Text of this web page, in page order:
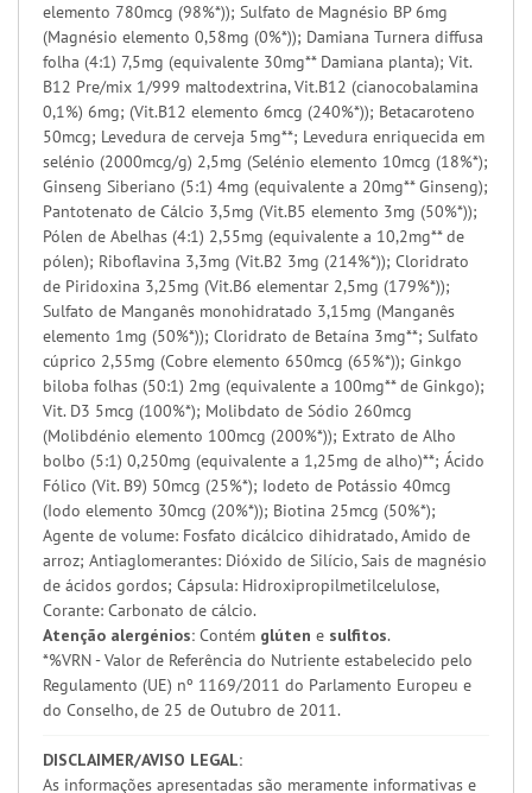
elemento 780mcg (98%*)); Sulfato de Magnésio BP 6mg
(Magnésio elemento 0,58mg (0%*)); Damiana Turnera diffusa
folha (4:1) 7,5mg (equivalente 30mg** Damiana planta); Vit.
B12 Pre/mix 1/999 maltodextrina, Vit.B12 (cianocobalamina
0,1%) 6mg; (Vit.B12 elemento 6mcg (240%*)); Betacaroteno
50mcg; Levedura de cerveja 5mg**; Levedura enriquecida em
selénio (2000mcg/g) 2,5mg (Selénio elemento 10mcg (18%*);
Ginseng Siberiano (5:1) 4mg (equivalente a 20mg** Ginseng);
Pantotenato de Cálcio 3,5mg (Vit.B5 elemento 3mg (50%*));
Pólen de Abelhas (4:1) 2,55mg (equivalente a 10,2mg** de
pólen); Riboflavina 3,3mg (Vit.B2 3mg (214%*)); Cloridrato
de Piridoxina 3,25mg (Vit.B6 elementar 2,5mg (179%*));
Sulfato de Manganês monohidratado 3,15mg (Manganês
elemento 1mg (50%*)); Cloridrato de Betaína 3mg**; Sulfato
cúprico 2,55mg (Cobre elemento 650mcg (65%*)); Ginkgo
biloba folhas (50:1) 2mg (equivalente a 100mg** de Ginkgo);
Vit. D3 5mcg (100%*); Molibdato de Sódio 260mcg
(Molibdénio elemento 100mcg (200%*)); Extrato de Alho
bolbo (5:1) 0,250mg (equivalente a 1,25mg de alho)**; Ácido
Fólico (Vit. B9) 50mcg (25%*); Iodeto de Potássio 40mcg
(Iodo elemento 30mcg (20%*)); Biotina 25mcg (50%*);
Agente de volume: Fosfato dicálcico dihidratado, Amido de
arroz; Antiaglomerantes: Dióxido de Silício, Sais de magnésio
de ácidos gordos; Cápsula: Hidroxipropilmetilcelulose,
Corante: Carbonato de cálcio.
Atenção alergénios: Contém glúten e sulfitos.
*%VRN - Valor de Referência do Nutriente estabelecido pelo
Regulamento (UE) nº 1169/2011 do Parlamento Europeu e
do Conselho, de 25 de Outubro de 2011.
DISCLAIMER/AVISO LEGAL:
As informações apresentadas são meramente informativas e